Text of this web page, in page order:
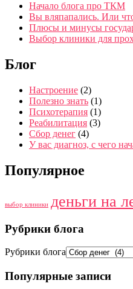
Начало блога про ТКМ
Вы вляпапались. Или
Плюсы и минусы
Выбор клиники для
Блог
Настроение (2)
Полезно знать (1)
Психотерапия (1)
Реабилитация (3)
Сбор денег (4)
У вас диагноз, с чего
Популярное
выбор клиники деньги на
Рубрики блога
Рубрики блога
Популярные записи